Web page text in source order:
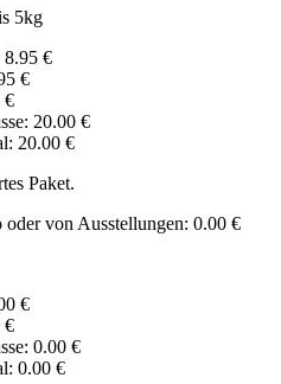
5kg
8.95 €
€
€
20.00 €
20.00 €
Paket.
von Ausstellungen: 0.00 €
€
€
0.00 €
0.00 €